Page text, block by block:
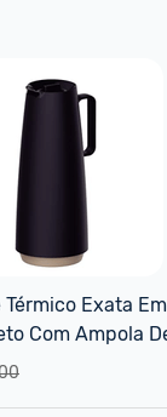
Exata Em
Com Ampola